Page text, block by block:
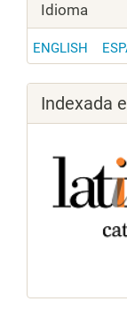
Idioma
ENGLISH
Indexada